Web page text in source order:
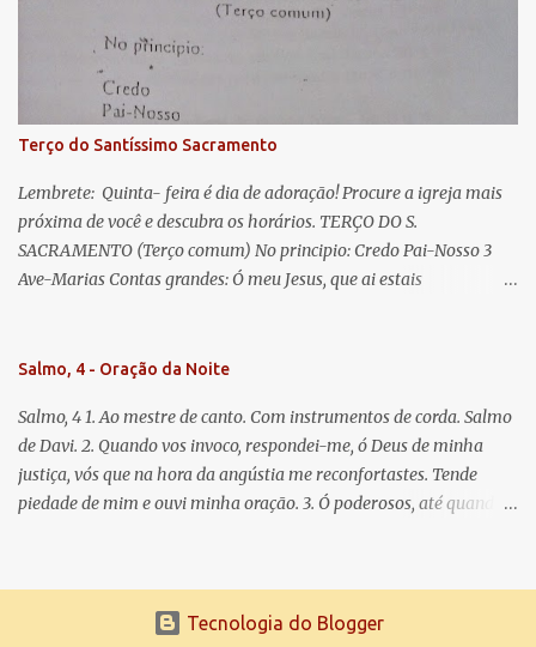
misericordiosos a nós volvei, e depois deste desterro, mostrai-nos
Jesus. Bendito é o fruto do vosso ventre, ó clemente, ó piedosa, ó
doce e sempre Virgem Maria. Rogai por nós Santa Mãe de Deus.
Para que sejamos dignos das promessas de Cristo. Amém.
Terço do Santíssimo Sacramento
Lembrete: Quinta- feira é dia de adoração! Procure a igreja mais
próxima de você e descubra os horários. TERÇO DO S.
SACRAMENTO (Terço comum) No principio: Credo Pai-Nosso 3
Ave-Marias Contas grandes: Ó meu Jesus, que ai estais
Vós morra eu! Nas contas pequenas: Sacramento de Amor!
que nos salva, dá-nos Vossa força, Vosso perdão e a Vossa
misericórdia. (no fim) Rezar 3 vezes: Louvores e graças se deem a
cada momento ao Santíssimo e Diviníssimo Sacramento.
Salmo, 4 - Oração da Noite
Salmo, 4 1. Ao mestre de canto. Com instrumentos de corda. Salmo
de Davi. 2. Quando vos invoco, respondei-me, ó Deus de minha
justiça, vós que na hora da angústia me reconfortastes. Tende
piedade de mim e ouvi minha oração. 3. Ó poderosos, até quando
o Senhor me ouviu quando o invoquei. 5. Tremei, mas sem pecar;
refleti em vossos corações, quando estiverdes em vossos leitos, e
Tecnologia do Blogger